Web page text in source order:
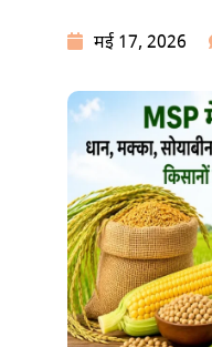
मई 17, 2026